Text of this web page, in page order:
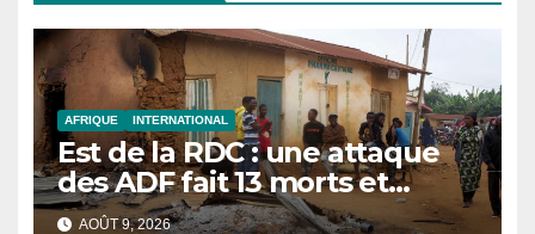
AFRIQUE INTERNATIONAL
Est de la RDC : une attaque
des ADF fait 13 morts et
réduit un village en cendres
AOÛT 9, 2026